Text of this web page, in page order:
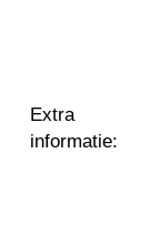
Extra
informatie: